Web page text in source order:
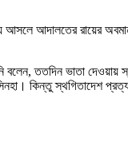
আসলে আদালতের রায়ের
বলেন, ততদিন ভাতা
কিন্তু স্থগিতাদেশ